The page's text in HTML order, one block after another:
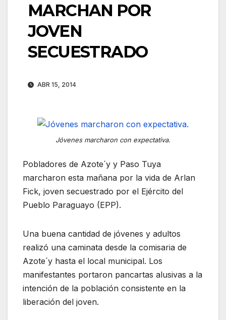
MARCHAN POR
JOVEN
SECUESTRADO
ABR 15, 2014
Jóvenes marcharon con expectativa.
Pobladores de Azote´y y Paso Tuya
marcharon esta mañana por la vida de Arlan
Fick, joven secuestrado por el Ejército del
Pueblo Paraguayo (EPP).
Una buena cantidad de jóvenes y adultos
realizó una caminata desde la comisaria de
Azote´y hasta el local municipal. Los
manifestantes portaron pancartas alusivas a la
intención de la población consistente en la
liberación del joven.